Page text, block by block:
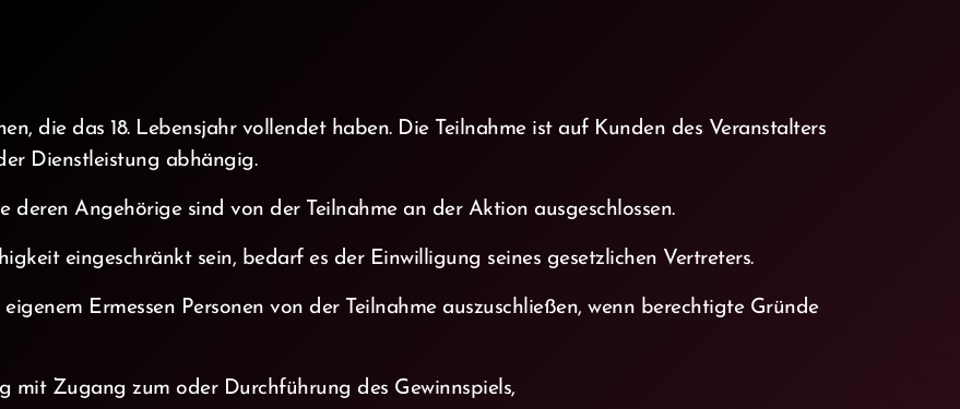
die das 18. Lebensjahr vollendet haben. Die Teilnahme ist auf Kunden des Veranstalters
Dienstleistung abhängig.
Angehörige sind von der Teilnahme an der Aktion ausgeschlossen.
eingeschränkt sein, bedarf es der Einwilligung seines gesetzlichen Vertreters.
Ermessen Personen von der Teilnahme auszuschließen, wenn berechtigte Gründe
Zugang zum oder Durchführung des Gewinnspiels,